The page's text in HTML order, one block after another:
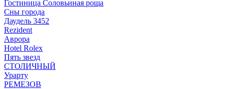
Гостиница Соловьиная роща
Сны города
Даудель 3452
Rezident
Аврора
Hotel Rolex
Пять звезд
СТОЛИЧНЫЙ
Урарту
РЕМЕЗОВ